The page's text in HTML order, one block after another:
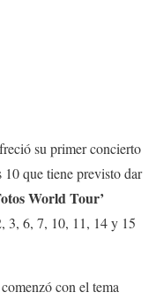
su primer concierto
10 que tiene previsto dar
World Tour’
3, 6, 7, 10, 11, 14 y 15
con el tema